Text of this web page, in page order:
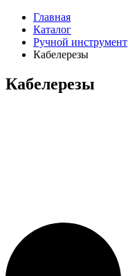
Главная
Каталог
Ручной инструмент
Кабелерезы
Кабелерезы